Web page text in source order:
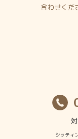
合わせくだ
シッティ